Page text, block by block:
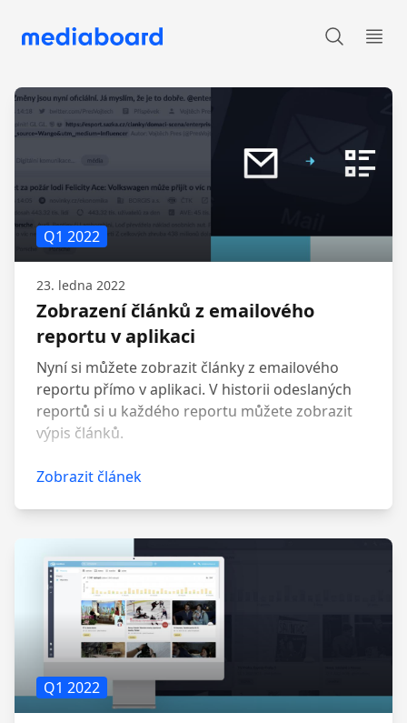
Produktové novinky
Q1 2022
23. ledna 2022
Zobrazení článků z emailového
reportu v aplikaci
Nyní si můžete zobrazit články z emailového
reportu přímo v aplikaci. V historii odeslaných
reportů si u každého reportu můžete zobrazit
výpis článků.
Zobrazit článek
Q1 2022